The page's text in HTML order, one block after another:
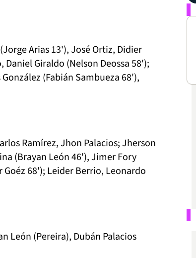
Arias 13'), José Ortiz, Didier
Giraldo (Nelson Deossa 58');
(Fabián Sambueza 68'),
Ramírez, Jhon Palacios; Jherson
(Brayan León 46'), Jimer Fory
Goéz 68'); Leider Berrio, Leonardo
León (Pereira), Dubán Palacios